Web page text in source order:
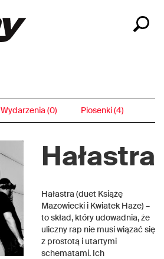
Wydarzenia (0) Piosenki (4)
Hałastra
Hałastra (duet Książę
Mazowiecki i Kwiatek Haze) –
to skład, który udowadnia, że
uliczny rap nie musi wiązać się
z prostotą i utartymi
schematami. Ich